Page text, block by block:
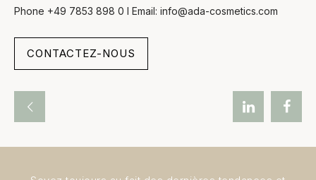
Phone +49 7853 898 0 l Email: info@ada-cosmetics.com
CONTACTEZ-NOUS